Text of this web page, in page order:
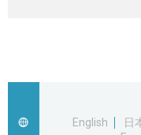
日本入門
English
日